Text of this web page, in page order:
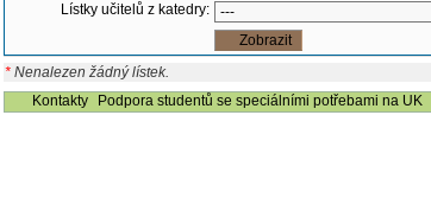
Lístky učitelů z katedry:
* Nenalezen žádný lístek.
Kontakty
Podpora studentů se speciálními potřebami na UK